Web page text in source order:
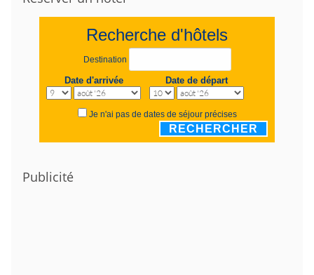
Recherche d'hôtels
Destination
Date d'arrivée Date de départ
Je n'ai pas de dates de séjour précises
RECHERCHER
Publicité